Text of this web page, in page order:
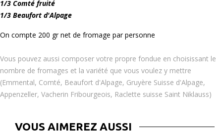
1/3 Comté fruité
1/3 Beaufort d'Alpage
On compte 200 gr net de fromage par personne
Vous pouvez aussi composer votre propre fondue en choisissant le
nombre de fromages et la variété que vous voulez y mettre
(Emmental, Comté, Beaufort d'Alpage, Gruyère Suisse d'Alpage,
Appenzeller, Vacherin Fribourgeois, Raclette suisse Saint Niklauss)
VOUS AIMEREZ AUSSI